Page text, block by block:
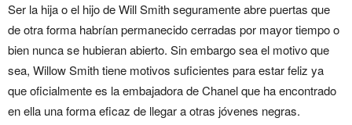
Ser la hija o el hijo de Will Smith seguramente abre puertas que
de otra forma habrían permanecido cerradas por mayor tiempo o
bien nunca se hubieran abierto. Sin embargo sea el motivo que
sea, Willow Smith tiene motivos suficientes para estar feliz ya
que oficialmente es la embajadora de Chanel que ha encontrado
en ella una forma eficaz de llegar a otras jóvenes negras.